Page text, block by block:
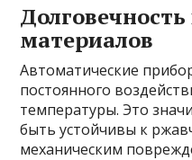
материалов
Автоматические
постоянного
температуры. Это
быть устойчивы к
механическим